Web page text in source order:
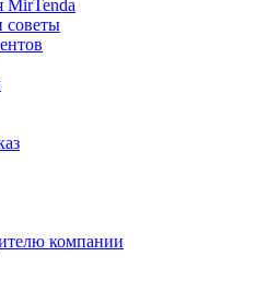
MirTenda
советы
компании